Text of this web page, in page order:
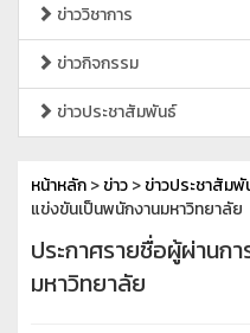
ข่าววิชาการ
ข่าวกิจกรรม
ข่าวประชาสัมพันธ์
หน้าหลัก>ข่าว>ข่าวประชาสัม
แข่งขันเป็นพนักงานมหาวิทยาลัย
ประกาศรายชื่อผู้ผ่านก
มหาวิทยาลัย